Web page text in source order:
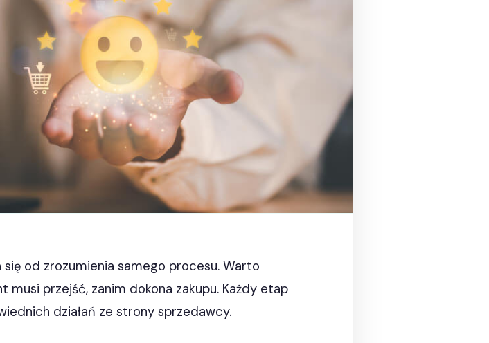
od zrozumienia samego procesu. Warto
przejść, zanim dokona zakupu. Każdy etap
działań ze strony sprzedawcy.